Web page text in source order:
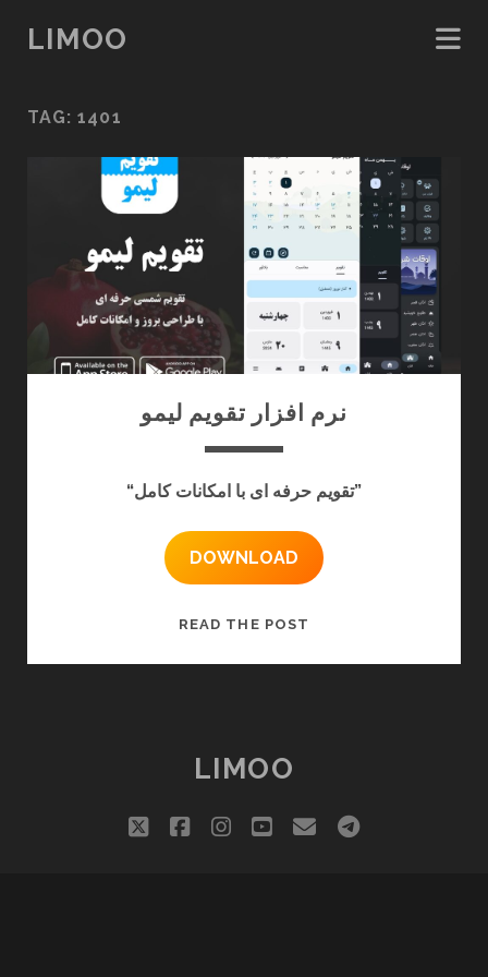
LIMOO
TAG: 1401
نرم افزار تقویم لیمو
“تقویم حرفه ای با امکانات کامل”
DOWNLOAD
READ THE POST
LIMOO
twitterfacebookinstagram
youtube
emailtelegram